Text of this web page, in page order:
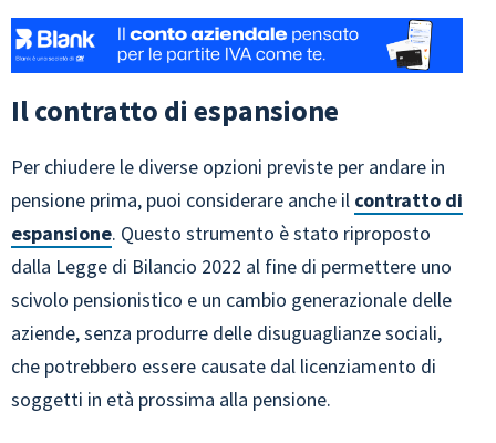
Il contratto di espansione
Per chiudere le diverse opzioni previste per andare in
pensione prima, puoi considerare anche il contratto di
espansione. Questo strumento è stato riproposto
dalla Legge di Bilancio 2022 al fine di permettere uno
scivolo pensionistico e un cambio generazionale delle
aziende, senza produrre delle disuguaglianze sociali,
che potrebbero essere causate dal licenziamento di
soggetti in età prossima alla pensione.